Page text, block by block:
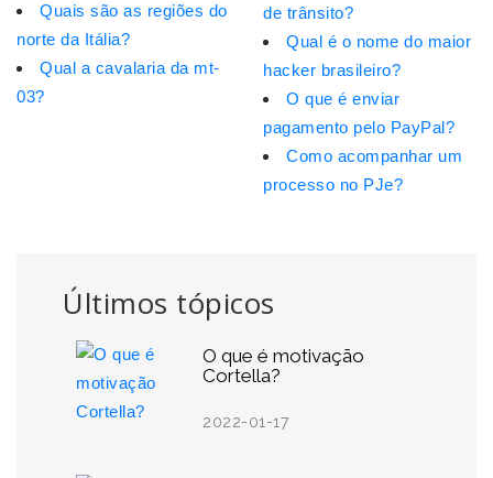
Últimos tópicos
O que é motivação
Cortella?
2022-01-17
Quais são as regiões do
norte da Itália?
Qual a cavalaria da mt-
03?
de trânsito?
Qual é o nome do maior
hacker brasileiro?
O que é enviar
pagamento pelo PayPal?
Como acompanhar um
processo no PJe?